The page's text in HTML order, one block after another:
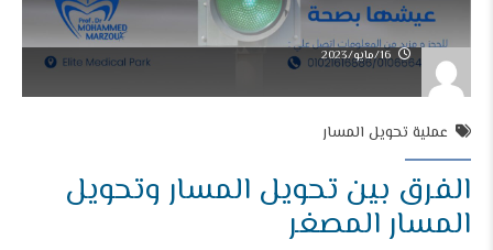
16/مايو/2023
عملية تحويل المسار
الفرق بين تحويل المسار وتحويل
المسار المصغر